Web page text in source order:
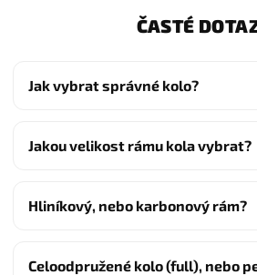
ČASTÉ
Jak vybrat správné kolo?
Jakou velikost rámu kola vybrat?
Hliníkový, nebo karbonový rám?
Celoodpružené kolo (full), nebo